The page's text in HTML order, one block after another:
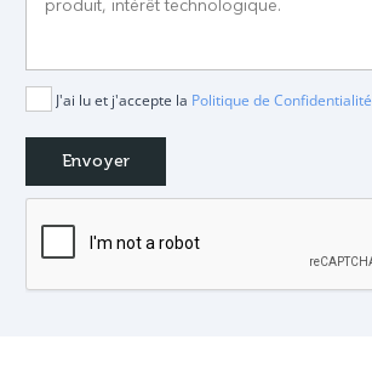
J'ai lu et j'accepte la Politique de Confidentialité